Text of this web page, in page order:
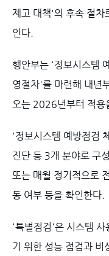
제고 대책'의 후속 절차
인다.
행안부는 '정보시스템
영절차'를 마련해 내년
오는 2026년부터 적용
'정보시스템 예방점검
진단 등 3개 분야로 구
또는 매월 정기적으로
동 여부 등을 확인한다.
'특별점검'은 시스템 사
기 위한 성능 점검과 비